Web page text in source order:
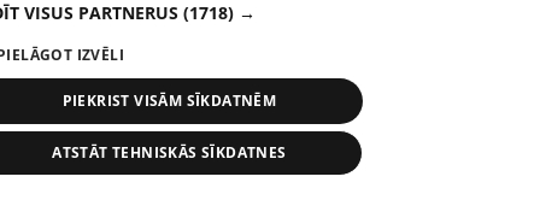
pirms 2 nedēļām, 6 dienām
Jesica Zundovska neslēpj mammas pārmetumus
par izlaistajām tautas deju nodarbības bērnībā
73. epizode
VISUS PARTNERUS (1718) →
IZVĒLI
PIEKRIST VISĀM SĪKDATNĒM
ATSTĀT TEHNISKĀS SĪKDATNES